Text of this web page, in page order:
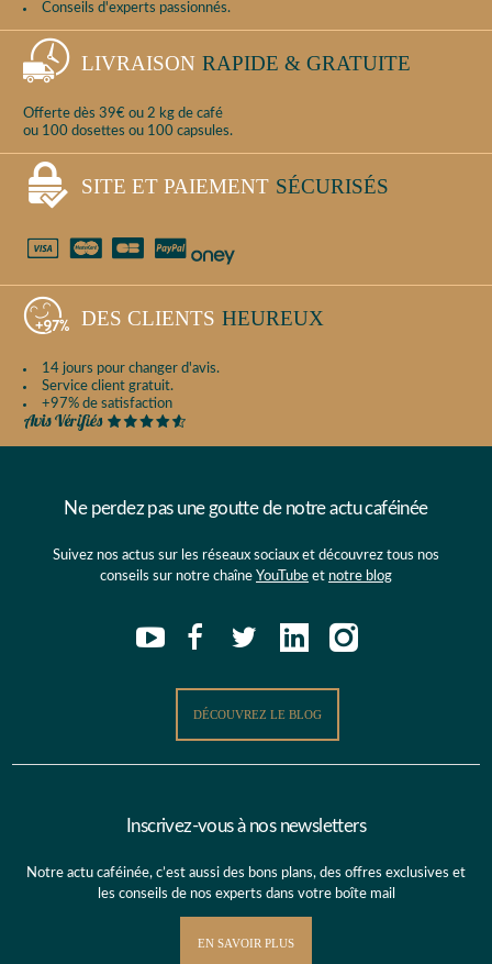
Conseils d'experts passionnés.
LIVRAISON RAPIDE & GRATUITE
Offerte dès 39€ ou 2 kg de café
ou 100 dosettes ou 100 capsules.
SITE ET PAIEMENT SÉCURISÉS
DES CLIENTS HEUREUX
14 jours pour changer d'avis.
Service client gratuit.
+97% de satisfaction
Ne perdez pas une goutte de notre actu caféinée
Suivez nos actus sur les réseaux sociaux et découvrez tous nos
conseils sur notre chaîne YouTube et notre blog
DÉCOUVREZ LE BLOG
Inscrivez-vous à nos newsletters
Notre actu caféinée, c’est aussi des bons plans, des offres exclusives et
les conseils de nos experts dans votre boîte mail
EN SAVOIR PLUS